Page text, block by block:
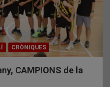
CRÒNIQUES
CAMPIONS de la